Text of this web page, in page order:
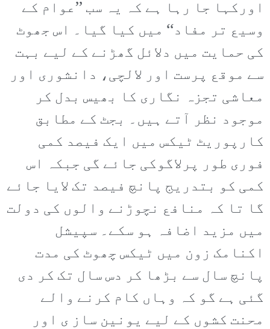
اورکہا جا رہا ہے کہ یہ سب ’’عوام کے
وسیع تر مفاد‘‘ میں کیا گیا۔ اس جھوٹ
کی حمایت میں دلائل گھڑنے کے لیے بہت
سے موقع پرست اور لالچی، دانشوری اور
معاشی تجزہ نگاری کا بھیس بدل کر
موجود نظر آتے ہیں۔ بجٹ کے مطابق
کارپوریٹ ٹیکس میں ایک فیصد کمی
فوری طور پرلاگوکی جائے گی جبکہ اس
کمی کو بتدریج پانچ فیصد تک لایا جائے
گا تا کہ منافع نچوڑنے والوں کی دولت
میں مزید اضافہ ہو سکے۔ سپیشل
اکنامک زون میں ٹیکس چھوٹ کی مدت
پانچ سال سے بڑھا کر دس سال تک کر دی
گئی ہے گو کہ وہاں کام کرنے والے
محنت کشوں کے لیے یونین ساز ی اور